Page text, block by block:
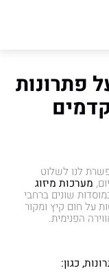
פתרונות
לנו לשלוט
מערכות מיזוג
שונים ברחבי
על חום קיץ ומקור
הפנימית.
כגון: